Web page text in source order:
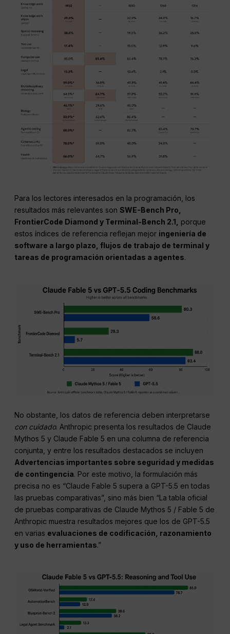
Para los lectores interesados en la programación, los
resultados más relevantes sonSWE-Bench Pro,
FrontierCode Diamond y Terminal-Bench 2.1,
porque
estos índices de referencia reflejan mejor ingeniería de
software a largo plazo, flujos de trabajo de terminal y
tareas de programación orientadas a agentes.
No obstante, los datos de referencia deben interpretarse
con cuidado. Anthropic presenta los resultados de Claude
Mythos 5 y Claude Fable 5 en una columna de referencia
conjunta, y entre los resultados destacados se incluyen
Advertencias importantes sobre seguridad y medidas
de contingencia. Por este motivo, la formulación más
precisa no es “Claude Fable 5 supera a GPT-5.5 en todas
las pruebas comparativas”, sino más bien “La tabla oficial
de pruebas comparativas de Claude Mythos 5 / Fable 5 de
Anthropic muestra resultados mejores que los de GPT-5.5
en varias evaluaciones de codificación, razonamiento
y uso de herramientas.”